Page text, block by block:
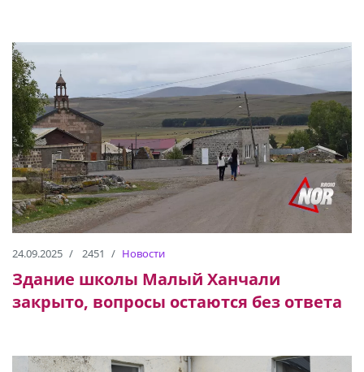
24.09.2025 2451 Новости
Здание школы Малый Ханчали
закрыто, вопросы остаются без ответа